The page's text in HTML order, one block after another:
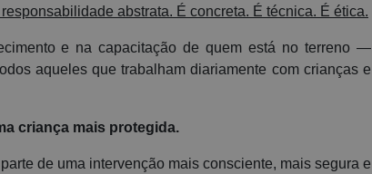
abstrata. É concreta. É técnica. É ética.
e na capacitação de quem está no terreno —
aqueles que trabalham diariamente com crianças e
criança mais protegida.
de uma intervenção mais consciente, mais segura e